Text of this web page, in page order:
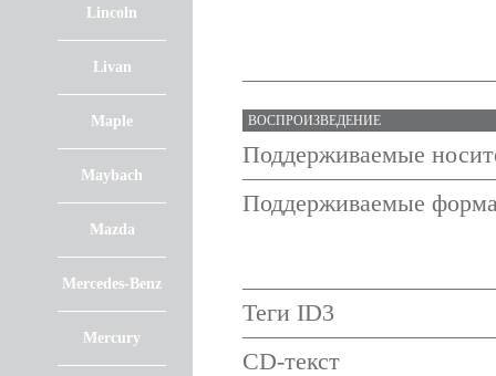
Lincoln
Livan
Maple
Maybach
Mazda
Mercedes-Benz
Mercury
ВОСПРОИЗВЕДЕНИЕ
Поддерживаемые
Поддерживаемые
Теги ID3
CD-текст